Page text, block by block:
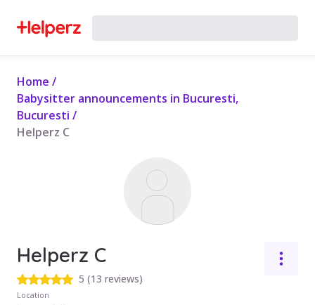
Home /
Babysitter announcements in Bucuresti,
Bucuresti /
Helperz C
Helperz C
5 (13 reviews)
Location